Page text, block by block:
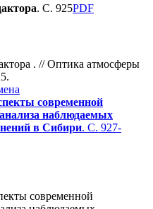
. С. 925PDF
. // Оптика атмосферы
современной
наблюдаемых
в Сибири. С. 927-
современной